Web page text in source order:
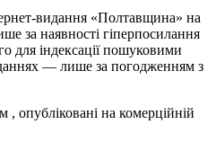
видання «Полтавщина» на
за наявності гіперпосилання
для індексації пошуковими
— лише за погодженням з
, опубліковані на комерційній